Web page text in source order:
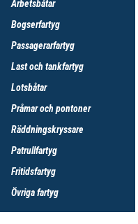
Arbetsbåtar
Bogserfartyg
Passagerarfartyg
Last och tankfartyg
Lotsbåtar
Pråmar och pontoner
Räddningskryssare
Patrullfartyg
Fritidsfartyg
Övriga fartyg